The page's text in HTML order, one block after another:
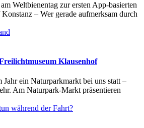
Weltbienentag zur ersten App-basierten
– Wer gerade aufmerksam durch
Klausenhof
Jahr ein Naturparkmarkt bei uns statt –
Am Naturpark-Markt präsentieren